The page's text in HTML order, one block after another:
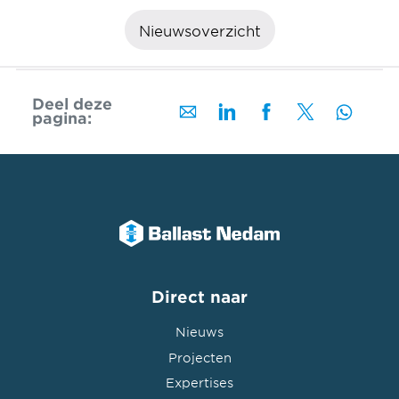
Nieuwsoverzicht
Deel deze
pagina:
Direct naar
Nieuws
Projecten
Expertises